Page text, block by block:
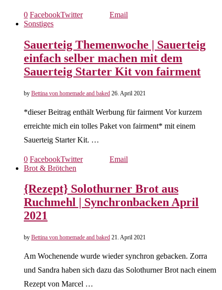
0 FacebookTwitter
Email
Sonstiges
Sauerteig Themenwoche | Sauerteig
einfach selber machen mit dem
Sauerteig Starter Kit von fairment
by Bettina von homemade and baked 26. April 2021
*dieser Beitrag enthält Werbung für fairment Vor kurzem
erreichte mich ein tolles Paket von fairment* mit einem
Sauerteig Starter Kit. …
0 FacebookTwitter
Email
Brot & Brötchen
{Rezept} Solothurner Brot aus
Ruchmehl | Synchronbacken April
2021
by Bettina von homemade and baked 21. April 2021
Am Wochenende wurde wieder synchron gebacken. Zorra
und Sandra haben sich dazu das Solothurner Brot nach einem
Rezept von Marcel …